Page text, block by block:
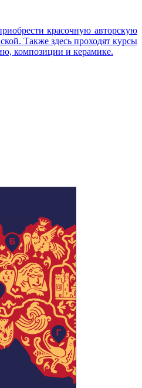
красочную авторскую
Также здесь проходят курсы
композиции и керамике.